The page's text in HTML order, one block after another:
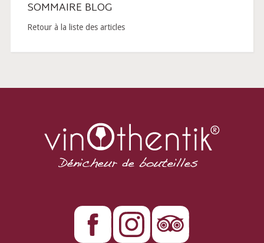
SOMMAIRE BLOG
Retour à la liste des articles